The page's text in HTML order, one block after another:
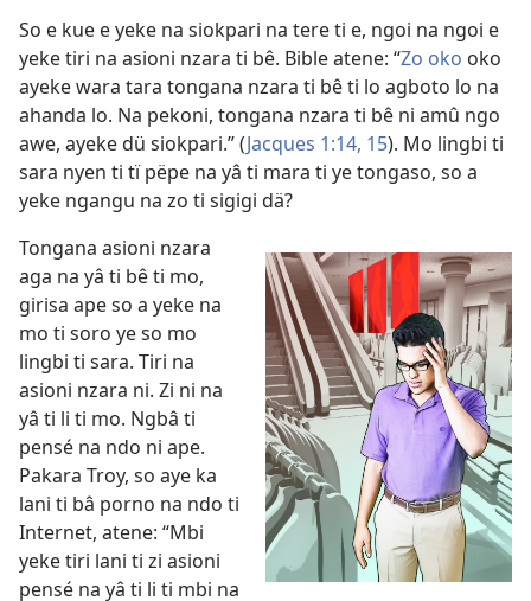
So e kue e yeke na siokpari na tere ti e, ngoi na ngoi e
yeke tiri na asioni nzara ti bê. Bible atene: “Zo oko oko
ayeke wara tara tongana nzara ti bê ti lo agboto lo na
ahanda lo. Na pekoni, tongana nzara ti bê ni amû ngo
awe, ayeke dü siokpari.” (Jacques 1:14, 15). Mo lingbi ti
sara nyen ti tï pëpe na yâ ti mara ti ye tongaso, so a
yeke ngangu na zo ti sigigi dä?
Tongana asioni nzara
aga na yâ ti bê ti mo,
girisa ape so a yeke na
mo ti soro ye so mo
lingbi ti sara. Tiri na
asioni nzara ni. Zi ni na
yâ ti li ti mo. Ngbâ ti
pensé na ndo ni ape.
Pakara Troy, so aye ka
lani ti bâ porno na ndo ti
Internet, atene: “Mbi
yeke tiri lani ti zi asioni
pensé na yâ ti li ti mbi na